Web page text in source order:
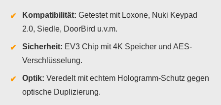
Kompatibilität: Getestet mit Loxone, Nuki Keypad
2.0, Siedle, DoorBird u.v.m.
Sicherheit: EV3 Chip mit 4K Speicher und AES-
Verschlüsselung.
Optik: Veredelt mit echtem Hologramm-Schutz gegen
optische Duplizierung.